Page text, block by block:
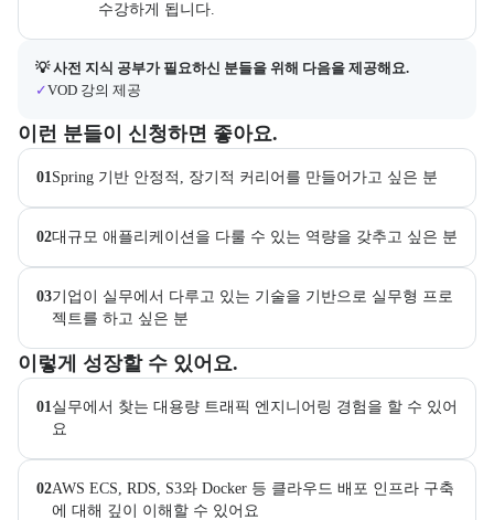
수강하게 됩니다.
사전 지식 공부가 필요한 수강생을 위해 제공되는 자료 목록이다.
💡 사전 지식 공부가 필요하신 분들을 위해 다음을 제공해요.
✓VOD 강의 제공
이런 분들이 신청하면 좋아요.
이 교육과정이 어떤 분들께 추천되는지 항목으로 안내한다. 더보기
01Spring 기반 안정적, 장기적 커리어를 만들어가고 싶은 분
02대규모 애플리케이션을 다룰 수 있는 역량을 갖추고 싶은 분
03기업이 실무에서 다루고 있는 기술을 기반으로 실무형 프로
젝트를 하고 싶은 분
이렇게 성장할 수 있어요.
이 교육과정에서 성취할 수 있는 목표를 항목으로 안내한다. 더보기
01실무에서 찾는 대용량 트래픽 엔지니어링 경험을 할 수 있어
요
02AWS ECS, RDS, S3와 Docker 등 클라우드 배포 인프라 구축
에 대해 깊이 이해할 수 있어요